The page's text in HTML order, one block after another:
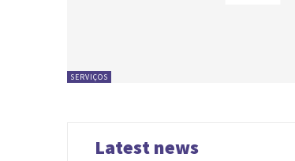
SERVIÇOS
Latest news